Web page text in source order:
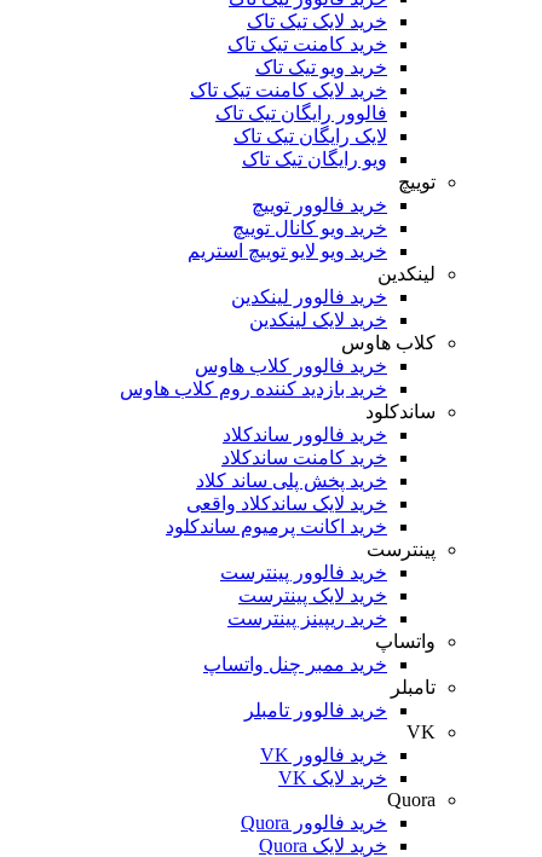
خرید لایک تیک تاک
خرید کامنت تیک ‌تاک
خرید ویو تیک تاک
خرید لایک کامنت تیک تاک
فالوور رایگان تیک تاک
لایک رایگان تیک تاک
ویو رایگان تیک تاک
توییچ
خرید فالوور توییچ
خرید ویو کانال توییچ
خرید ویو لایو توییچ استریم
لینکدین
خرید فالوور لینکدین
خرید لایک لینکدین
کلاب هاوس
خرید فالوور کلاب هاوس
خرید بازدید کننده روم کلاب هاوس
ساندکلود
خرید فالوور ساندکلاد
خرید کامنت ساندکلاد
خرید پخش پلی ساند کلاد
خرید لایک ساندکلاد واقعی
خرید اکانت پرمیوم ساندکلود
پینترست
خرید فالوور پینترست
خرید لایک پینترست
خرید ریپینز پینترست
واتساپ
خرید ممبر چنل واتساپ
تامبلر
خرید فالوور تامبلر
VK
خرید فالوور VK
خرید لایک VK
Quora
خرید فالوور Quora
خرید لایک Quora